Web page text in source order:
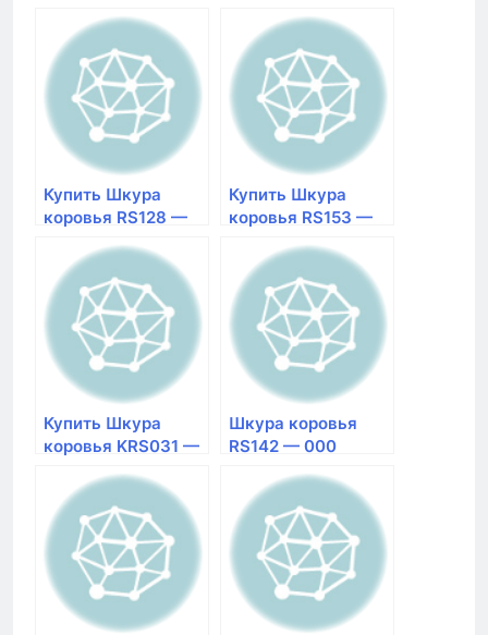
магазин Галерея
Ковров в
Красноярске
Размер 1,86×2,15
магазин Галерея
Ковров в
Красноярске
Размер 1,42×2,25
Купить Шкура
коровья RS128 —
магазин Галерея
Ковров в
Красноярске
Размер 1,79×2,25
Купить Шкура
коровья RS153 —
магазин Галерея
Ковров в
Красноярске
Размер 1,92×2
Купить Шкура
коровья KRS031 —
натуральная |
магазин Галерея
Ковров в
Красноярске
Размер 1,6×2
Шкура коровья
RS142 — 000
Размер 1,65×2